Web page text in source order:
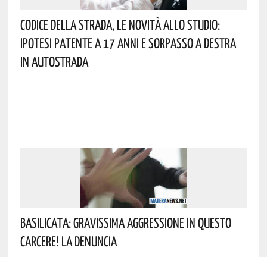
Codice Della Strada, Le Novità Allo Studio:
Ipotesi Patente A 17 Anni E Sorpasso A Destra
In Autostrada
Basilicata: Gravissima Aggressione In Questo
Carcere! La Denuncia